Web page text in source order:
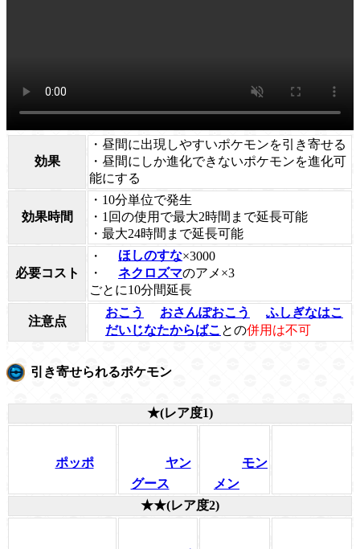
効果
・昼間に出現しやすいポケモンを引き寄せる
・昼間にしか進化できないポケモンを進化可
能にする
効果時間
・10分単位で発生
・1回の使用で最大2時間まで延長可能
・最大24時間まで延長可能
必要コスト
・ ほしのすな×3000
・
ネクロズマのアメ×3
ごとに10分間延長
注意点
おこう おさんぽおこう
ふしぎなはこ
だいじなたからばこ との併用は不可
引き寄せられるポケモン
★(レア度1)
ポッポ
ヤン
グース
モン
メン
★★(レア度2)